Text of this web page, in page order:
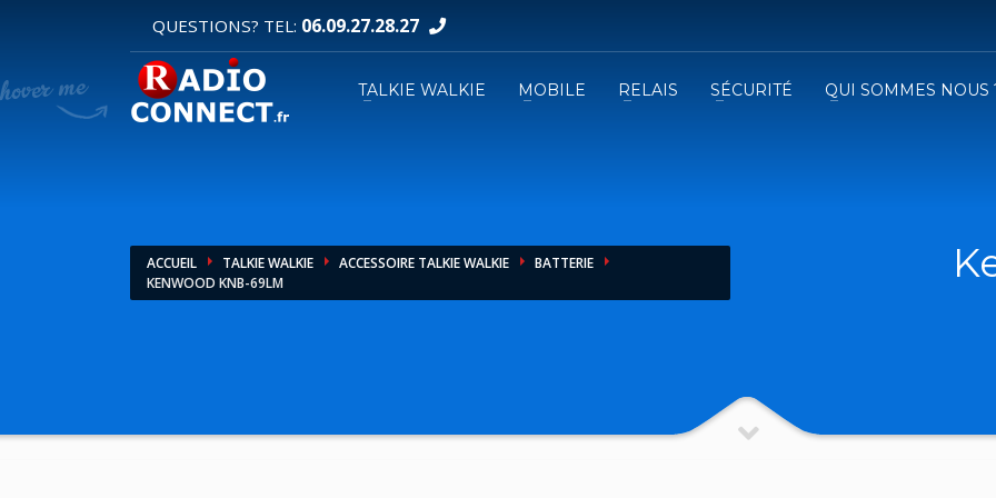
DEMANDE DE DEVIS
1 Sélectionnez vos produits.
QUESTIONS? TEL: 06.09.27.28.27
TALKIE WALKIE MOBILE RELAIS SÉCURITÉ QUI SOMMES NOUS
ACCUEIL TALKIE WALKIE ACCESSOIRE TALKIE WALKIE
BATTERIE
KENWOOD KNB-69LM